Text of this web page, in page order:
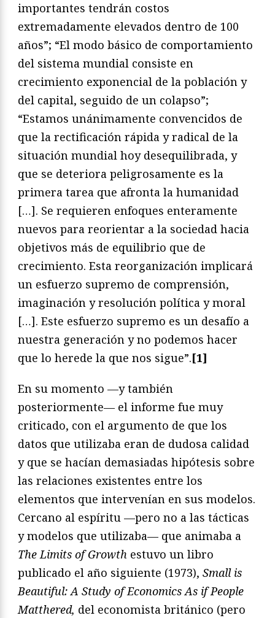
importantes tendrán costos
extremadamente elevados dentro de 100
años”; “El modo básico de comportamiento
del sistema mundial consiste en
crecimiento exponencial de la población y
del capital, seguido de un colapso”;
“Estamos unánimamente convencidos de
que la rectificación rápida y radical de la
situación mundial hoy desequilibrada, y
que se deteriora peligrosamente es la
primera tarea que afronta la humanidad
[…]. Se requieren enfoques enteramente
nuevos para reorientar a la sociedad hacia
objetivos más de equilibrio que de
crecimiento. Esta reorganización implicará
un esfuerzo supremo de comprensión,
imaginación y resolución política y moral
[…]. Este esfuerzo supremo es un desafío a
nuestra generación y no podemos hacer
que lo herede la que nos sigue”.[1]
En su momento —y también
posteriormente— el informe fue muy
criticado, con el argumento de que los
datos que utilizaba eran de dudosa calidad
y que se hacían demasiadas hipótesis sobre
las relaciones existentes entre los
elementos que intervenían en sus modelos.
Cercano al espíritu —pero no a las tácticas
y modelos que utilizaba— que animaba a
The Limits of Growth estuvo un libro
publicado el año siguiente (1973), Small is
Beautiful: A Study of Economics As if People
Matthered, del economista británico (pero